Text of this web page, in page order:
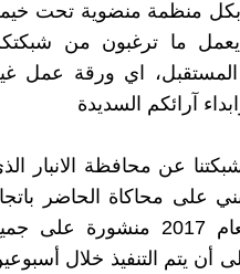
منظمة منضوية تحت
مجتمع مدني + 51 كروب يعمل ما ترغبون من
اي ورقة عمل
آرائكم السديدة
عن محافظة الانبار
على محاكاة الحاضر
المستقبل المتحرك، النسخة الاصلية والمتجددة لعام 2017 منشورة
أن يتم التنفيذ خلال